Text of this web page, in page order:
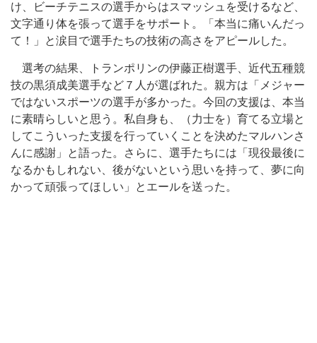
け、ビーチテニスの選手からはスマッシュを受けるなど、
文字通り体を張って選手をサポート。「本当に痛いんだっ
て！」と涙目で選手たちの技術の高さをアピールした。
選考の結果、トランポリンの伊藤正樹選手、近代五種競
技の黒須成美選手など７人が選ばれた。親方は「メジャー
ではないスポーツの選手が多かった。今回の支援は、本当
に素晴らしいと思う。私自身も、（力士を）育てる立場と
してこういった支援を行っていくことを決めたマルハンさ
んに感謝」と語った。さらに、選手たちには「現役最後に
なるかもしれない、後がないという思いを持って、夢に向
かって頑張ってほしい」とエールを送った。